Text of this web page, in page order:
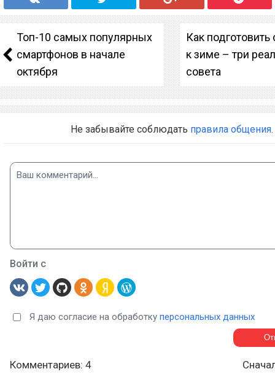
Топ-10 самых популярных
смартфонов в начале
октября
Как
к зиме – три
совета
Не забывайте соблюдать правила общения.
Войти с
Я даю согласие на обработку персональных данных
Комментариев: 4